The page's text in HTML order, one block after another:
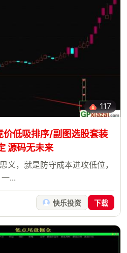
117
价低吸排序/副图选股套装
源码无未来
义，就是防守成本进攻低位，
...
快乐投资 下载